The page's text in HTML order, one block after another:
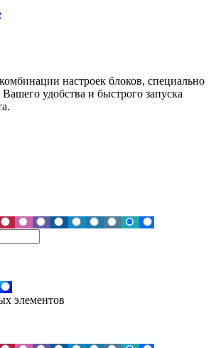
настроек блоков, специально
удобства и быстрого запуска
элементов